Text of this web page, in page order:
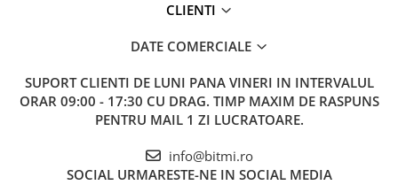
CLIENTI
DATE COMERCIALE
SUPORT CLIENTI DE LUNI PANA VINERI IN INTERVALUL
ORAR 09:00 - 17:30 CU DRAG. TIMP MAXIM DE RASPUNS
PENTRU MAIL 1 ZI LUCRATOARE.
info@bitmi.ro
SOCIAL URMARESTE-NE IN SOCIAL MEDIA